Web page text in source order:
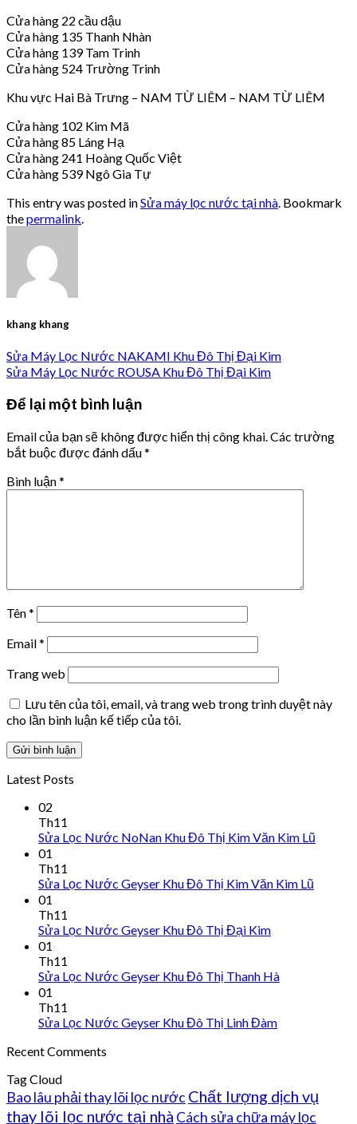
Cửa hàng 22 cầu dậu
Cửa hàng 135 Thanh Nhàn
Cửa hàng 139 Tam Trinh
Cửa hàng 524 Trường Trinh
Khu vực Hai Bà Trưng – NAM TỪ LIÊM – NAM TỪ LIÊM
Cửa hàng 102 Kim Mã
Cửa hàng 85 Láng Hạ
Cửa hàng 241 Hoàng Quốc Việt
Cửa hàng 539 Ngô Gia Tự
This entry was posted inSửa máy lọc nước tại nhà . Bookmark
thepermalink
khang khang
Sửa Máy Lọc Nước NAKAMI Khu Đô Thị Đại Kim
Sửa Máy Lọc Nước ROUSA Khu Đô Thị Đại Kim
Để lại một bình luận
Email của bạn sẽ không được hiển thị công khai. Các trường
bắt buộc được đánh dấu*
Bình luận*
Tên*
Email*
Trang web
Lưu tên của tôi, email, và trang web trong trình duyệt này
cho lần bình luận kế tiếp của tôi.
Latest Posts
02
Th11
Sửa Lọc Nước NoNan Khu Đô Thị Kim Văn Kim Lũ
01
Th11
Sửa Lọc Nước Geyser Khu Đô Thị Kim Văn Kim Lũ
01
Th11
Sửa Lọc Nước Geyser Khu Đô Thị Đại Kim
01
Th11
Sửa Lọc Nước Geyser Khu Đô Thị Thanh Hà
01
Th11
Sửa Lọc Nước Geyser Khu Đô Thị Linh Đàm
Recent Comments
Tag Cloud
Bao lâu phải thay lõi lọc nước Chất lượng dịch vụ
thay lõi lọc nước tại nhà Cách sửa chữa máy lọc